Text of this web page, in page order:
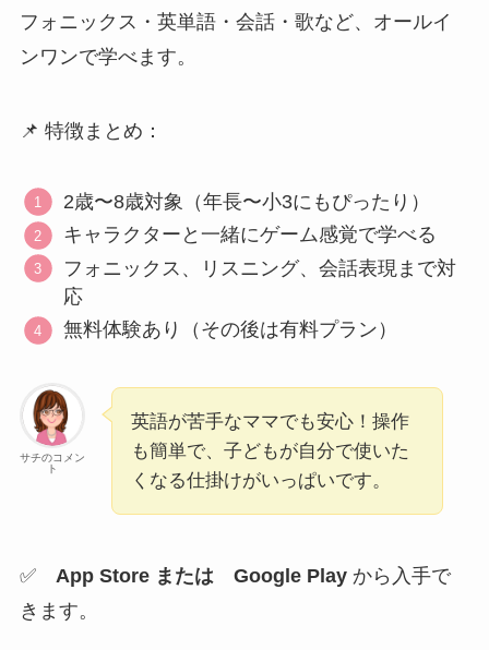
フォニックス・英単語・会話・歌など、オールイ
ンワンで学べます。
📌 特徴まとめ：
2歳〜8歳対象（年長〜小3にもぴったり）
キャラクターと一緒にゲーム感覚で学べる
フォニックス、リスニング、会話表現まで対
応
無料体験あり（その後は有料プラン）
サチのコメン
ト
英語が苦手なママでも安心！操作
も簡単で、子どもが自分で使いた
くなる仕掛けがいっぱいです。
✅ App Store または Google Playから入手で
きます。